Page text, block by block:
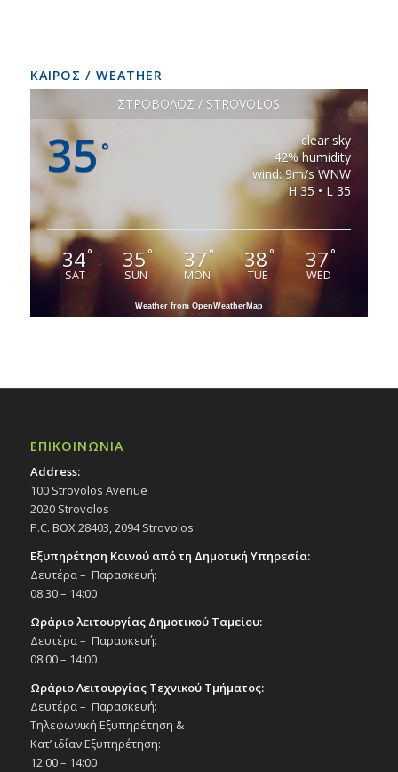
ΚΑΙΡΟΣ / WEATHER
ΣΤΡΟΒΟΛΟΣ / STROVOLOS
35 °
clear sky
42% humidity
wind: 9m/s WNW
H 35 • L 35
34°
SAT
35°
SUN
37°
MON
38°
TUE
37°
WED
Weather from OpenWeatherMap
ΕΠΙΚΟΙΝΩΝΙΑ
Address:
100 Strovolos Avenue
2020 Strovolos
P.C. BOX 28403, 2094 Strovolos
Εξυπηρέτηση Κοινού από τη Δημοτική Υπηρεσία:
Δευτέρα – Παρασκευή:
08:30 – 14:00
Ωράριο λειτουργίας Δημοτικού Ταμείου:
Δευτέρα – Παρασκευή:
08:00 – 14:00
Ωράριο Λειτουργίας Τεχνικού Τμήματος:
Δευτέρα – Παρασκευή:
Τηλεφωνική Εξυπηρέτηση &
Κατ’ ιδίαν Εξυπηρέτηση:
12:00 – 14:00